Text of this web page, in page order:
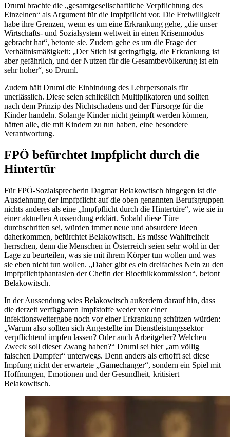
Druml brachte die „gesamtgesellschaftliche Verpflichtung des
Einzelnen“ als Argument für die Impfpflicht vor. Die Freiwilligkeit
habe ihre Grenzen, wenn es um eine Erkrankung gehe, „die unser
Wirtschafts- und Sozialsystem weltweit in einen Krisenmodus
gebracht hat“, betonte sie. Zudem gehe es um die Frage der
Verhältnismäßigkeit: „Der Stich ist geringfügig, die Erkrankung ist
aber gefährlich, und der Nutzen für die Gesamtbevölkerung ist ein
sehr hoher“, so Druml.
Zudem hält Druml die Einbindung des Lehrpersonals für
unerlässlich. Diese seien schließlich Multiplikatoren und sollten
nach dem Prinzip des Nichtschadens und der Fürsorge für die
Kinder handeln. Solange Kinder nicht geimpft werden können,
hätten alle, die mit Kindern zu tun haben, eine besondere
Verantwortung.
FPÖ befürchtet Impfplicht durch die
Hintertür
Für FPÖ-Sozialsprecherin Dagmar Belakowtisch hingegen ist die
Ausdehnung der Impfpflicht auf die oben genannten Berufsgruppen
nichts anderes als eine „Impfpflicht durch die Hintertüre“, wie sie in
einer aktuellen Aussendung erklärt. Sobald diese Türe
durchschritten sei, würden immer neue und absurdere Ideen
daherkommen, befürchtet Belakowitsch. Es müsse Wahlfreiheit
herrschen, denn die Menschen in Österreich seien sehr wohl in der
Lage zu beurteilen, was sie mit ihrem Körper tun wollen und was
sie eben nicht tun wollen. „Daher gibt es ein dreifaches Nein zu den
Impfpflichtphantasien der Chefin der Bioethikkommission“, betont
Belakowitsch.
In der Aussendung wies Belakowitsch außerdem darauf hin, dass
die derzeit verfügbaren Impfstoffe weder vor einer
Infektionsweitergabe noch vor einer Erkrankung schützen würden:
„Warum also sollten sich Angestellte im Dienstleistungssektor
verpflichtend impfen lassen? Oder auch Arbeitgeber? Welchen
Zweck soll dieser Zwang haben?“ Druml sei hier „am völlig
falschen Dampfer“ unterwegs. Denn anders als erhofft sei diese
Impfung nicht der erwartete „Gamechanger“, sondern ein Spiel mit
Hoffnungen, Emotionen und der Gesundheit, kritisiert
Belakowitsch.